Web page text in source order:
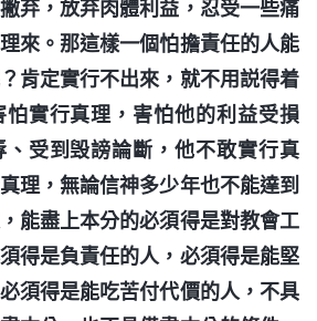
弃，放弃肉體利益，忍受一些痛
來。那這樣一個怕擔責任的人能
肯定實行不出來，就不用説得着
實行真理，害怕他的利益受損
受到毁謗論斷，他不敢實行真
理，無論信神多少年也不能達到
能盡上本分的必須得是對教會工
得是負責任的人，必須得是能堅
須得是能吃苦付代價的人，不具